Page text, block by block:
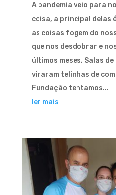
A pandemia veio para
coisa, a principal delas
as coisas fogem do
que nos desdobrar e
últimos meses. Salas
viraram telinhas de
Fundação tentamos...
ler mais